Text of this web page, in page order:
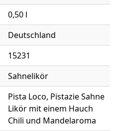
0,50 l
Deutschland
15231
Sahnelikör
Pista Loco, Pistazie Sahne
Likör mit einem Hauch
Chili und Mandelaroma